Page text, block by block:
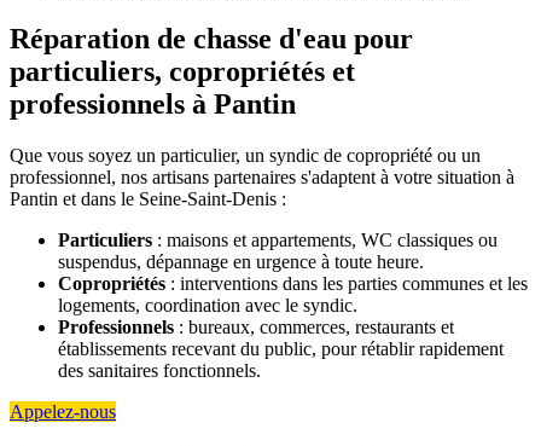
Réparation de chasse d'eau pour
particuliers, copropriétés et
professionnels à Pantin
Que vous soyez un particulier, un syndic de copropriété ou un
professionnel, nos artisans partenaires s'adaptent à votre situation à
Pantin et dans le Seine-Saint-Denis :
Particuliers : maisons et appartements, WC classiques ou
suspendus, dépannage en urgence à toute heure.
Copropriétés : interventions dans les parties communes et les
logements, coordination avec le syndic.
Professionnels : bureaux, commerces, restaurants et
établissements recevant du public, pour rétablir rapidement
des sanitaires fonctionnels.
Appelez-nous